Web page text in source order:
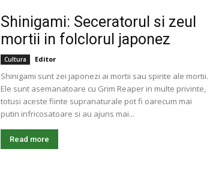
Shinigami: Seceratorul si zeul
mortii in folclorul japonez
Cultura Editor
Shinigami sunt zei japonezi ai mortii sau spirite ale mortii.
Ele sunt asemanatoare cu Grim Reaper in multe privinte,
totusi aceste fiinte supranaturale pot fi oarecum mai
putin infricosatoare si au ajuns mai...
Read more